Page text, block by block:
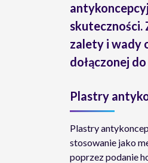
skuteczności.
zalety i wady
dołączonej
Plastry
Plastry
stosowanie jako
poprzez podanie